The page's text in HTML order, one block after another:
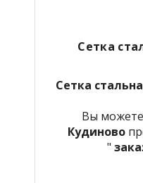
Сетка
Сетка
Вы можете
Кудиново
"